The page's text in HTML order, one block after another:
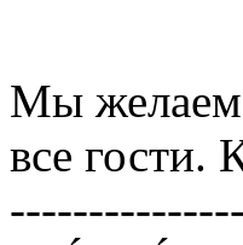
Мы желаем
все гости.